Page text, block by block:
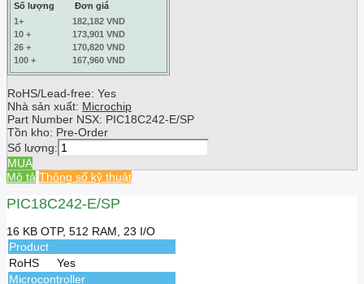
Số lượng
Đơn giá
1+
182,182 VND
10 +
173,901 VND
26 +
170,820 VND
100 +
167,960 VND
RoHS/Lead-free: Yes
Nhà sản xuất: Microchip
Part Number NSX: PIC18C242-E/SP
Tồn kho: Pre-Order
Số lượng:
MUA
Mô tả Thông số kỹ thuật
PIC18C242-E/SP
16 KB OTP, 512 RAM, 23 I/O
Product
RoHS
Yes
Microcontroller